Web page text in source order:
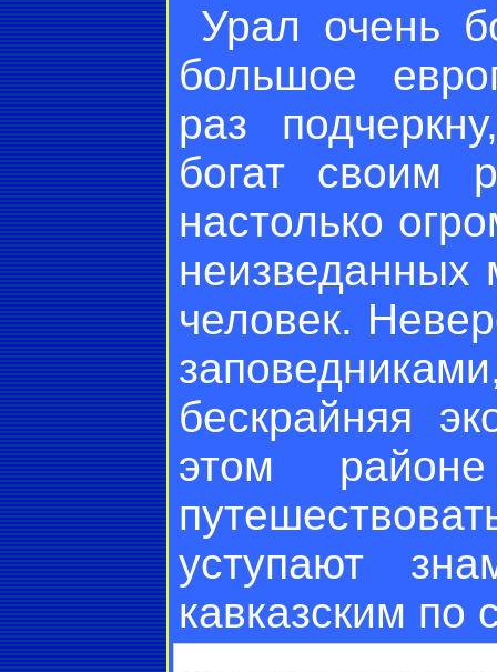
Урал очень
большое
раз
богат своим
настолько
неизведанных
человек.
бескрайняя
этом
уступают
кавказским